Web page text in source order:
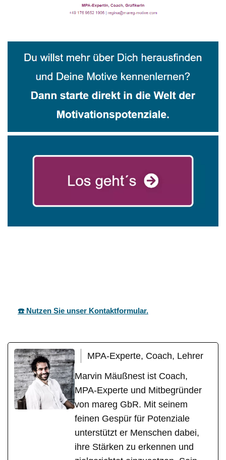
☎️ Nutzen Sie unser Kontaktformular.
MPA-Experte, Coach, Lehrer
Marvin Mäußnest ist Coach,
MPA-Experte und Mitbegründer
von mareg GbR. Mit seinem
feinen Gespür für Potenziale
unterstützt er Menschen dabei,
ihre Stärken zu erkennen und